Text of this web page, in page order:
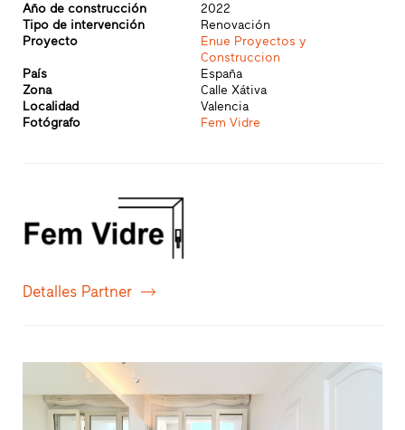
Año de construcción
2022
Tipo de intervención
Renovación
Proyecto
Enue Proyectos y
Construccion
País
España
Zona
Calle Xátiva
Localidad
Valencia
Fotógrafo
Fem Vidre
Detalles Partner